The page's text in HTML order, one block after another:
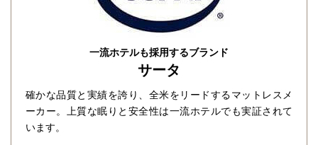
一流ホテルも採用するブランド
サータ
確かな品質と実績を誇り、全米をリードするマットレスメ
ーカー。上質な眠りと安全性は一流ホテルでも実証されて
います。